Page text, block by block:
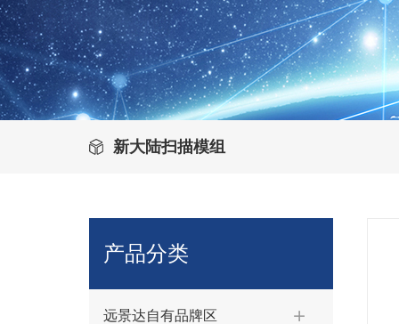
新大陆扫描模组
产品分类
远景达自有品牌区